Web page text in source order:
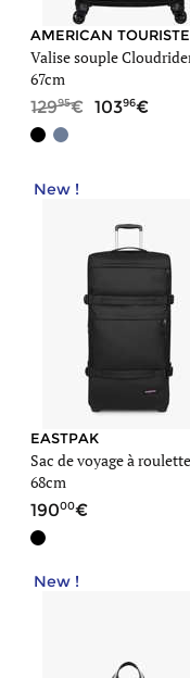
AMERICAN
Valise souple
67cm
12995 10396
EASTPAK
68cm
19000
New !
New !